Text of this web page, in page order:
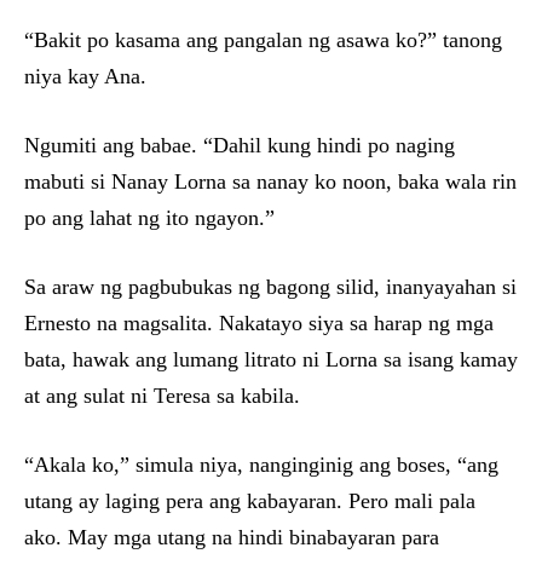
“Bakit po kasama ang pangalan ng asawa ko?” tanong
niya kay Ana.
Ngumiti ang babae. “Dahil kung hindi po naging
mabuti si Nanay Lorna sa nanay ko noon, baka wala rin
po ang lahat ng ito ngayon.”
Sa araw ng pagbubukas ng bagong silid, inanyayahan si
Ernesto na magsalita. Nakatayo siya sa harap ng mga
bata, hawak ang lumang litrato ni Lorna sa isang kamay
at ang sulat ni Teresa sa kabila.
“Akala ko,” simula niya, nanginginig ang boses, “ang
utang ay laging pera ang kabayaran. Pero mali pala
ako. May mga utang na hindi binabayaran para